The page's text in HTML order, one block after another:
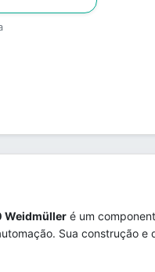
Weidmüller é um
Sua construção